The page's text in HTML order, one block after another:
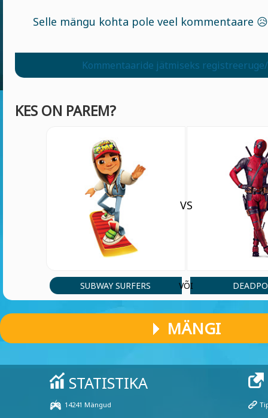
Selle mängu kohta pole veel kommentaare
Kommentaaride jätmiseks
KES ON PAREM?
SUBWAY SURFERS
VS
VÕI
MÄNGI